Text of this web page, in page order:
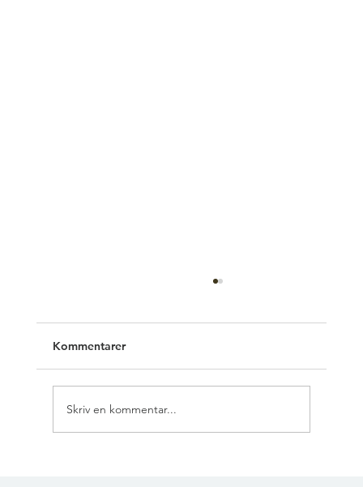
Kommentarer
Skriv en kommentar...